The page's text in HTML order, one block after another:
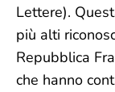
Lettere).
più alti
Repubblica
che hanno